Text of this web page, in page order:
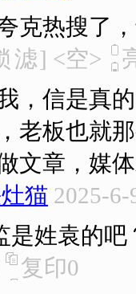
克热搜了
滤] <空>
，信是真
老板也就
文章，媒
猫 2025-6-
是姓袁的吧
复印0